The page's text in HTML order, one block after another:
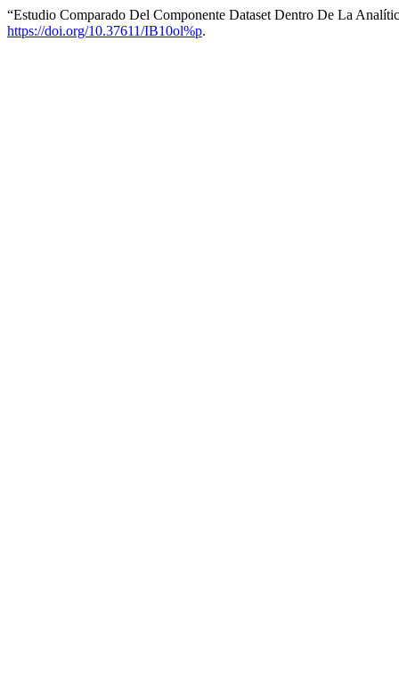
“Estudio Comparado Del Componente Dataset Dentro De La
https://doi.org/10.37611/IB10ol%p.